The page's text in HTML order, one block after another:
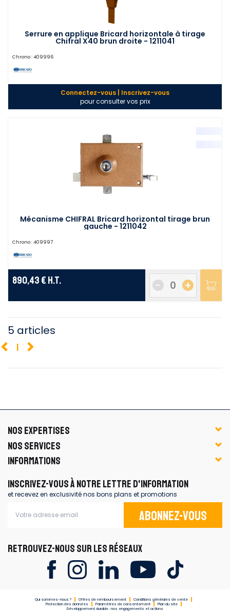
Serrure en applique Bricard horizontale à tirage
Chifral X40 brun droite - 1211041
Chrono : 409996
Connectez-vous | Inscrivez-vous
pour consulter vos prix
Mécanisme CHIFRAL Bricard horizontal tirage brun
gauche - 1211042
Chrono : 409997
890,43 € H.T. +
-
5 articles
1
NOS EXPERTISES
NOS SERVICES
INFORMATIONS
INSCRIVEZ-VOUS À NOTRE LETTRE D'INFORMATION
et recevez en exclusivité nos bons plans et promotions
Abonnez-vous
RETROUVEZ-NOUS SUR LES RÉSEAUX
Qui sommes-nous ? Offres de remboursement
Conditions générales de vente
Protection des données
Paramètres de consentement
Plan du site
Développement durable : nos engagements et actions